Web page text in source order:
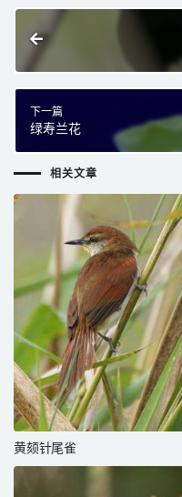
下一篇
绿寿兰花
相关文章
黄颏针尾雀